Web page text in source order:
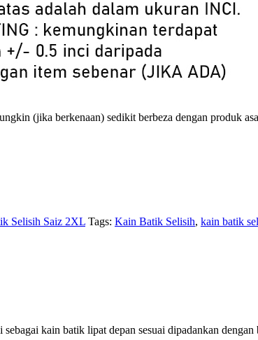
(jika berkenaan) sedikit berbeza dengan produk
Selisih Saiz 2XL Tags: Kain Batik Selisih, kain batik
kain batik lipat depan sesuai dipadankan